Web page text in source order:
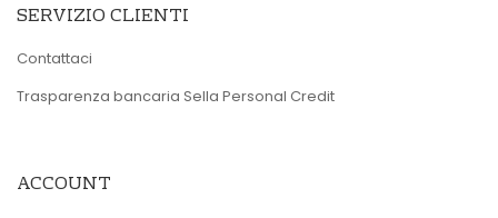
SERVIZIO CLIENTI
Contattaci
Trasparenza bancaria Sella Personal Credit
ACCOUNT